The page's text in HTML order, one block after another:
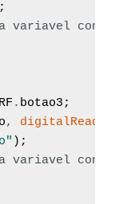
;
variavel
. botao3 ;
, digitalRead
) ;
variavel